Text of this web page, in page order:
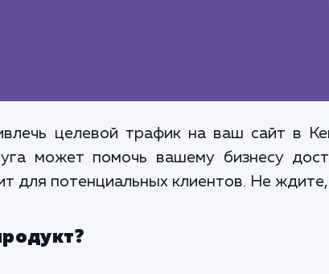
целевой трафик на ваш сайт в
может помочь вашему бизнесу
для потенциальных клиентов. Не ждите,